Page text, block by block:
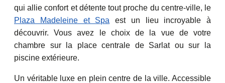
qui allie confort et détente tout proche du centre-ville, le
Plaza Madeleine et Spa est un lieu incroyable à
découvrir. Vous avez le choix de la vue de votre
chambre sur la place centrale de Sarlat ou sur la
piscine extérieure.
Un véritable luxe en plein centre de la ville. Accessible